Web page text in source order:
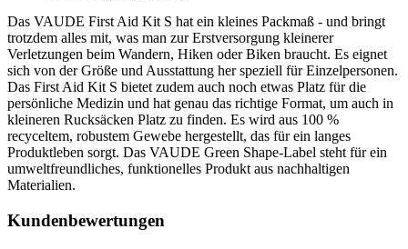
Das VAUDE First Aid Kit S hat ein kleines Packmaß - und bringt
trotzdem alles mit, was man zur Erstversorgung kleinerer
Verletzungen beim Wandern, Hiken oder Biken braucht. Es eignet
sich von der Größe und Ausstattung her speziell für Einzelpersonen.
Das First Aid Kit S bietet zudem auch noch etwas Platz für die
persönliche Medizin und hat genau das richtige Format, um auch in
kleineren Rucksäcken Platz zu finden. Es wird aus 100 %
recyceltem, robustem Gewebe hergestellt, das für ein langes
Produktleben sorgt. Das VAUDE Green Shape-Label steht für ein
umweltfreundliches, funktionelles Produkt aus nachhaltigen
Materialien.
Kundenbewertungen